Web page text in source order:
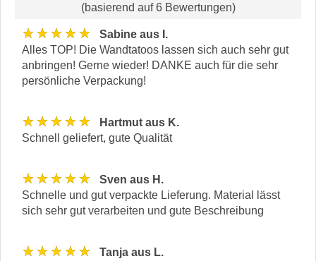
(basierend auf 6 Bewertungen)
★★★★★
Sabine aus I.
Alles TOP! Die Wandtatoos lassen sich auch sehr gut
anbringen! Gerne wieder! DANKE auch für die sehr
persönliche Verpackung!
★★★★★
Hartmut aus K.
Schnell geliefert, gute Qualität
★★★★★
Sven aus H.
Schnelle und gut verpackte Lieferung. Material lässt
sich sehr gut verarbeiten und gute Beschreibung
★★★★★
Tanja aus L.